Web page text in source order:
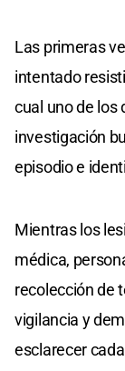
Las primeras
intentado
cual uno de los
investigación
episodio e
Mientras los
médica,
recolección de
vigilancia y
esclarecer